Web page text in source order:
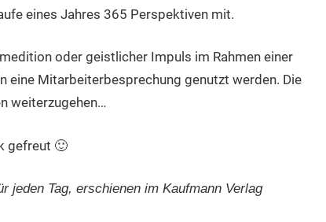
eines Jahres 365 Perspektiven mit.
oder geistlicher Impuls im Rahmen einer
eine Mitarbeiterbesprechung genutzt werden. Die
weiterzugehen…
gefreut 🙂
jeden Tag, erschienen im Kaufmann Verlag